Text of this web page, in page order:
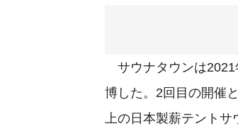
サウナタウンは2021
博した。2回目の開催
上の日本製薪テントサ